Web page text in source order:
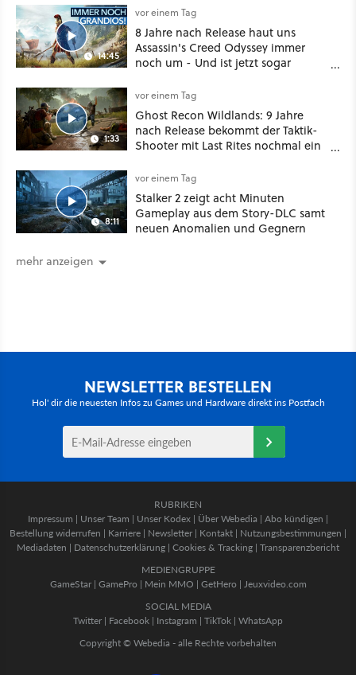
oder Diplomatie
14:45
vor einem Tag
8 Jahre nach Release haut uns
Assassin's Creed Odyssey immer
noch um - Und ist jetzt sogar
1:33
vor einem Tag
Ghost Recon Wildlands: 9 Jahre
nach Release bekommt der Taktik-
Shooter mit Last Rites nochmal ein
8:11
vor einem Tag
Stalker 2 zeigt acht Minuten
Gameplay aus dem Story-DLC samt
neuen Anomalien und Gegnern
mehr anzeigen
NEWSLETTER BESTELLEN
Hol' dir die neuesten Infos zu Games und Hardware direkt ins Postfach
RUBRIKEN
Impressum | Unser Team | Unser Kodex | Über Webedia | Abo kündigen |
Bestellung widerrufen | Karriere | Newsletter | Kontakt | Nutzungsbestimmungen |
Mediadaten | Datenschutzerklärung | Cookies & Tracking | Transparenzbericht
MEDIENGRUPPE
GameStar| GamePro | Mein MMO | GetHero | Jeuxvideo.com
SOCIAL MEDIA
Twitter | Facebook | Instagram | TikTok | WhatsApp
Copyright © Webedia - alle Rechte vorbehalten